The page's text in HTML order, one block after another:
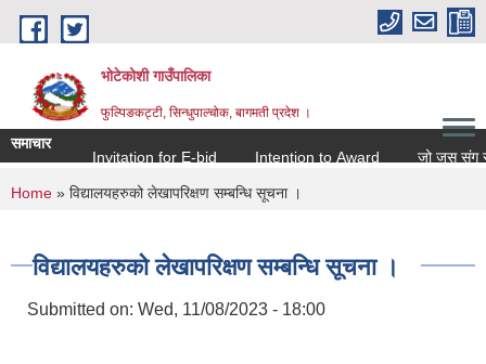
Skip to main content
भोटेकोशी गाउँपालिका
फुल्पिङकट्टी, सिन्धुपाल्चोक, बागमती प्रदेश ।
समाचार
Invitation for E-bid
Intention to Award जो जस संग
You are here
Home » विद्यालयहरुको लेखापरिक्षण सम्बन्धि सूचना ।
विद्यालयहरुको लेखापरिक्षण सम्बन्धि सूचना ।
Submitted on: Wed, 11/08/2023 - 18:00